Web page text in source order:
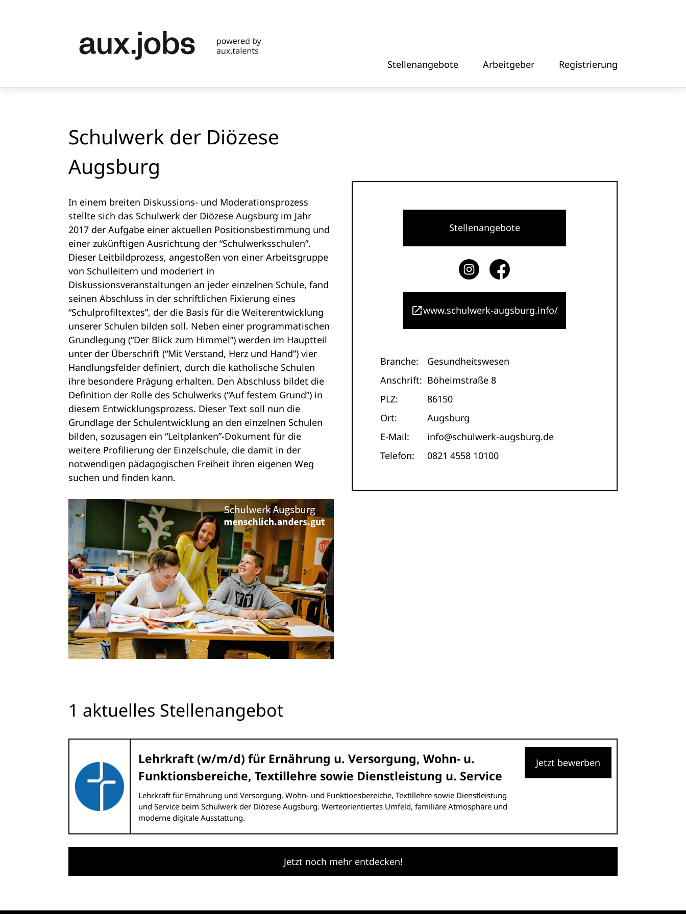
Stellenangebote Arbeitgeber Registrierung
Schulwerk der Diözese
Augsburg
In einem breiten Diskussions- und Moderationsprozess
stellte sich das Schulwerk der Diözese Augsburg im Jahr
2017 der Aufgabe einer aktuellen Positionsbestimmung und
einer zukünftigen Ausrichtung der “Schulwerksschulen”.
Dieser Leitbildprozess, angestoßen von einer Arbeitsgruppe
von Schulleitern und moderiert in
Diskussionsveranstaltungen an jeder einzelnen Schule, fand
seinen Abschluss in der schriftlichen Fixierung eines
“Schulprofiltextes”, der die Basis für die Weiterentwicklung
unserer Schulen bilden soll. Neben einer programmatischen
Grundlegung (“Der Blick zum Himmel”) werden im Hauptteil
unter der Überschrift (“Mit Verstand, Herz und Hand”) vier
Handlungsfelder definiert, durch die katholische Schulen
ihre besondere Prägung erhalten. Den Abschluss bildet die
Definition der Rolle des Schulwerks (“Auf festem Grund”) in
diesem Entwicklungsprozess. Dieser Text soll nun die
Grundlage der Schulentwicklung an den einzelnen Schulen
bilden, sozusagen ein “Leitplanken”-Dokument für die
weitere Profilierung der Einzelschule, die damit in der
notwendigen pädagogischen Freiheit ihren eigenen Weg
suchen und finden kann.
Stellenangebote
www.schulwerk-augsburg.info/
Branche:
Gesundheitswesen
Anschrift: Böheimstraße 8
PLZ:
86150
Ort:
Augsburg
E-Mail:
info@schulwerk-augsburg.de
Telefon:
0821 4558 10100
1 aktuelles Stellenangebot
Lehrkraft (w/m/d) für Ernährung u. Versorgung, Wohn- u.
Funktionsbereiche, Textillehre sowie Dienstleistung u. Service
Lehrkraft für Ernährung und Versorgung, Wohn- und Funktionsbereiche, Textillehre sowie Dienstleistung
und Service beim Schulwerk der Diözese Augsburg. Werteorientiertes Umfeld, familiäre Atmosphäre und
moderne digitale Ausstattung.
Jetzt bewerben
Jetzt noch mehr entdecken!